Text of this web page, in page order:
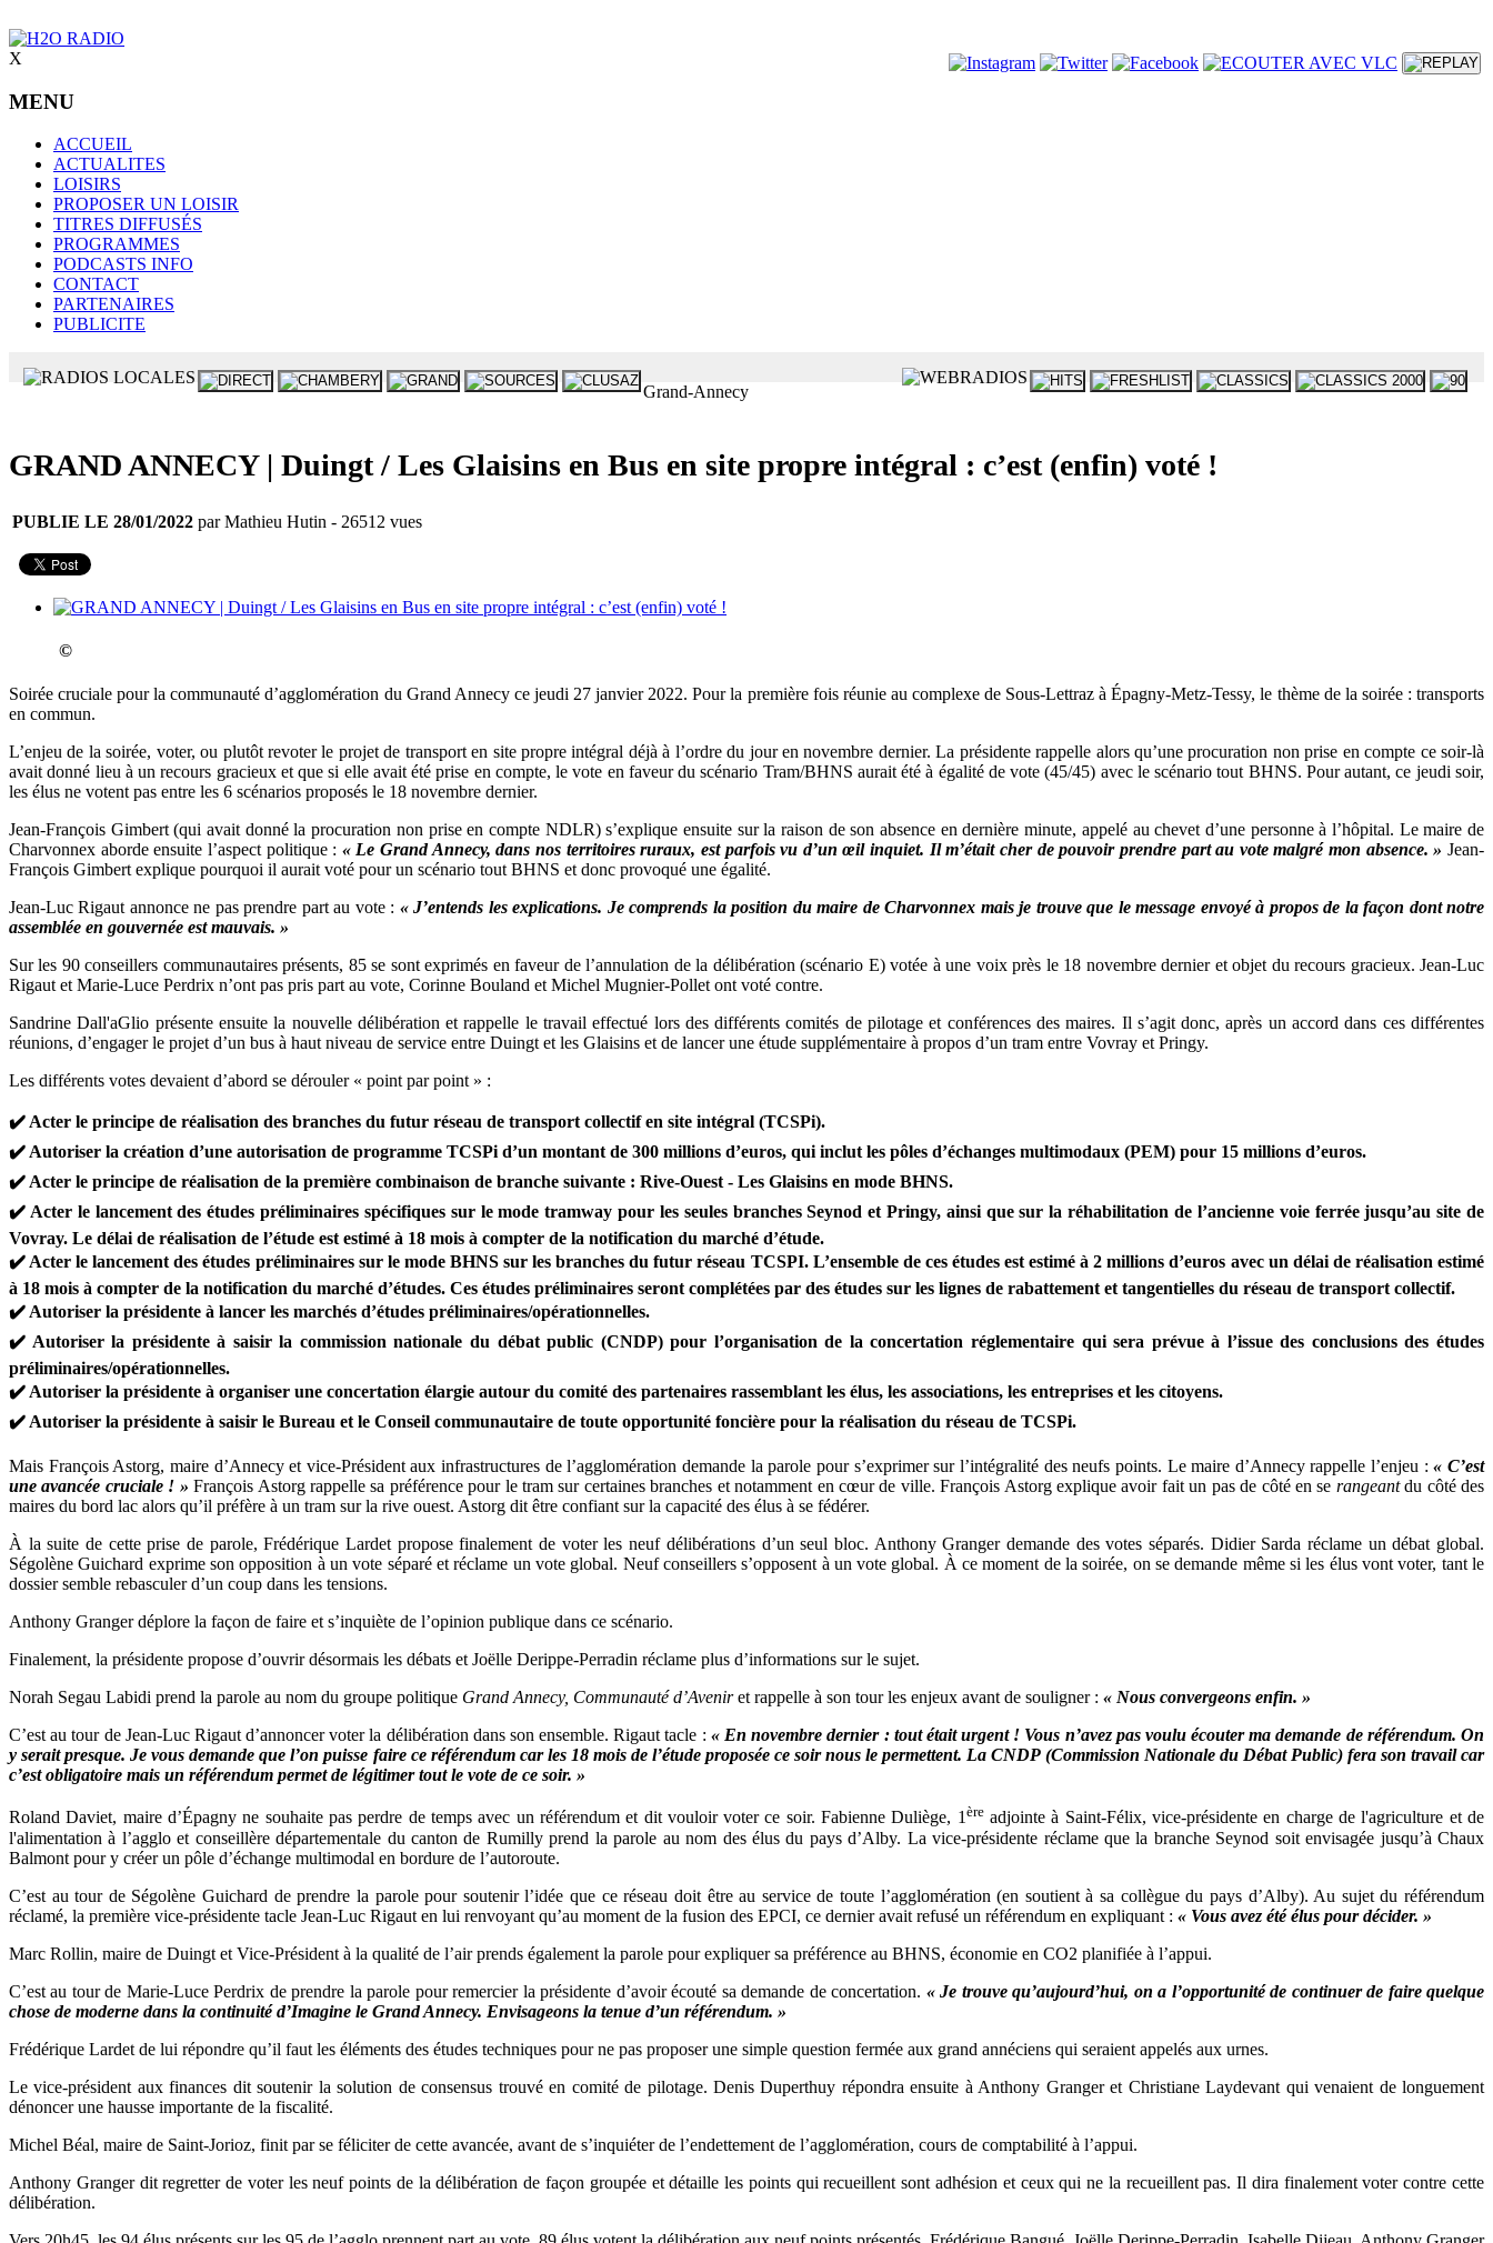
X
MENU
ACCUEIL
ACTUALITES
LOISIRS
PROPOSER UN LOISIR
TITRES DIFFUSÉS
PROGRAMMES
PODCASTS INFO
CONTACT
PARTENAIRES
PUBLICITE
Grand-Annecy
GRAND ANNECY | Duingt / Les Glaisins en Bus en site propre intégral : c’est (enfin) voté !
PUBLIE LE 28/01/2022 par Mathieu Hutin - 26512 vues
©
Soirée cruciale pour la communauté d’agglomération du Grand Annecy ce jeudi 27 janvier 2022. Pour la première fois réunie au complexe de Sous-Lettraz à Épagny-Metz-Tessy, le thème de la soirée : transports
en commun.
L’enjeu de la soirée, voter, ou plutôt revoter le projet de transport en site propre intégral déjà à l’ordre du jour en novembre dernier. La présidente rappelle alors qu’une procuration non prise en compte ce soir-là
avait donné lieu à un recours gracieux et que si elle avait été prise en compte, le vote en faveur du scénario Tram/BHNS aurait été à égalité de vote (45/45) avec le scénario tout BHNS. Pour autant, ce jeudi soir,
les élus ne votent pas entre les 6 scénarios proposés le 18 novembre dernier.
Jean-François Gimbert (qui avait donné la procuration non prise en compte NDLR) s’explique ensuite sur la raison de son absence en dernière minute, appelé au chevet d’une personne à l’hôpital. Le maire de
Charvonnex aborde ensuite l’aspect politique : « Le Grand Annecy, dans nos territoires ruraux, est parfois vu d’un œil inquiet. Il m’était cher de pouvoir prendre part au vote malgré mon absence. » Jean-
François Gimbert explique pourquoi il aurait voté pour un scénario tout BHNS et donc provoqué une égalité.
Jean-Luc Rigaut annonce ne pas prendre part au vote : « J’entends les explications. Je comprends la position du maire de Charvonnex mais je trouve que le message envoyé à propos de la façon dont notre
assemblée en gouvernée est mauvais. »
Sur les 90 conseillers communautaires présents, 85 se sont exprimés en faveur de l’annulation de la délibération (scénario E) votée à une voix près le 18 novembre dernier et objet du recours gracieux. Jean-Luc
Rigaut et Marie-Luce Perdrix n’ont pas pris part au vote, Corinne Bouland et Michel Mugnier-Pollet ont voté contre.
Sandrine Dall'aGlio présente ensuite la nouvelle délibération et rappelle le travail effectué lors des différents comités de pilotage et conférences des maires. Il s’agit donc, après un accord dans ces différentes
réunions, d’engager le projet d’un bus à haut niveau de service entre Duingt et les Glaisins et de lancer une étude supplémentaire à propos d’un tram entre Vovray et Pringy.
Les différents votes devaient d’abord se dérouler « point par point » :
✔️ Acter le principe de réalisation des branches du futur réseau de transport collectif en site intégral (TCSPi).
✔️ Autoriser la création d’une autorisation de programme TCSPi d’un montant de 300 millions d’euros, qui inclut les pôles d’échanges multimodaux (PEM) pour 15 millions d’euros.
✔️ Acter le principe de réalisation de la première combinaison de branche suivante : Rive-Ouest - Les Glaisins en mode BHNS.
✔️ Acter le lancement des études préliminaires spécifiques sur le mode tramway pour les seules branches Seynod et Pringy, ainsi que sur la réhabilitation de l’ancienne voie ferrée jusqu’au site de
Vovray. Le délai de réalisation de l’étude est estimé à 18 mois à compter de la notification du marché d’étude.
✔️ Acter le lancement des études préliminaires sur le mode BHNS sur les branches du futur réseau TCSPI. L’ensemble de ces études est estimé à 2 millions d’euros avec un délai de réalisation estimé
à 18 mois à compter de la notification du marché d’études. Ces études préliminaires seront complétées par des études sur les lignes de rabattement et tangentielles du réseau de transport collectif.
✔️ Autoriser la présidente à lancer les marchés d’études préliminaires/opérationnelles.
✔️ Autoriser la présidente à saisir la commission nationale du débat public (CNDP) pour l’organisation de la concertation réglementaire qui sera prévue à l’issue des conclusions des études
préliminaires/opérationnelles.
✔️ Autoriser la présidente à organiser une concertation élargie autour du comité des partenaires rassemblant les élus, les associations, les entreprises et les citoyens.
✔️ Autoriser la présidente à saisir le Bureau et le Conseil communautaire de toute opportunité foncière pour la réalisation du réseau de TCSPi.
Mais François Astorg, maire d’Annecy et vice-Président aux infrastructures de l’agglomération demande la parole pour s’exprimer sur l’intégralité des neufs points. Le maire d’Annecy rappelle l’enjeu :« C’est
une avancée cruciale ! » François Astorg rappelle sa préférence pour le tram sur certaines branches et notamment en cœur de ville. François Astorg explique avoir fait un pas de côté en se rangeantdu côté des
maires du bord lac alors qu’il préfère à un tram sur la rive ouest. Astorg dit être confiant sur la capacité des élus à se fédérer.
À la suite de cette prise de parole, Frédérique Lardet propose finalement de voter les neuf délibérations d’un seul bloc. Anthony Granger demande des votes séparés. Didier Sarda réclame un débat global.
Ségolène Guichard exprime son opposition à un vote séparé et réclame un vote global. Neuf conseillers s’opposent à un vote global. À ce moment de la soirée, on se demande même si les élus vont voter, tant le
dossier semble rebasculer d’un coup dans les tensions.
Anthony Granger déplore la façon de faire et s’inquiète de l’opinion publique dans ce scénario.
Finalement, la présidente propose d’ouvrir désormais les débats et Joëlle Derippe-Perradin réclame plus d’informations sur le sujet.
Norah Segau Labidi prend la parole au nom du groupe politique Grand Annecy, Communauté d’Aveniret rappelle à son tour les enjeux avant de souligner : « Nous convergeons enfin. »
C’est au tour de Jean-Luc Rigaut d’annoncer voter la délibération dans son ensemble. Rigaut tacle : « En novembre dernier : tout était urgent ! Vous n’avez pas voulu écouter ma demande de référendum. On
y serait presque. Je vous demande que l’on puisse faire ce référendum car les 18 mois de l’étude proposée ce soir nous le permettent. La CNDP (Commission Nationale du Débat Public) fera son travail car
c’est obligatoire mais un référendum permet de légitimer tout le vote de ce soir. »
Roland Daviet, maire d’Épagny ne souhaite pas perdre de temps avec un référendum et dit vouloir voter ce soir. Fabienne Duliège, 1èreadjointe à Saint-Félix, vice-présidente en charge de l'agriculture et de
l'alimentation à l’agglo et conseillère départementale du canton de Rumilly prend la parole au nom des élus du pays d’Alby. La vice-présidente réclame que la branche Seynod soit envisagée jusqu’à Chaux
Balmont pour y créer un pôle d’échange multimodal en bordure de l’autoroute.
C’est au tour de Ségolène Guichard de prendre la parole pour soutenir l’idée que ce réseau doit être au service de toute l’agglomération (en soutient à sa collègue du pays d’Alby). Au sujet du référendum
réclamé, la première vice-présidente tacle Jean-Luc Rigaut en lui renvoyant qu’au moment de la fusion des EPCI, ce dernier avait refusé un référendum en expliquant : « Vous avez été élus pour décider. »
Marc Rollin, maire de Duingt et Vice-Président à la qualité de l’air prends également la parole pour expliquer sa préférence au BHNS, économie en CO2 planifiée à l’appui.
C’est au tour de Marie-Luce Perdrix de prendre la parole pour remercier la présidente d’avoir écouté sa demande de concertation. « Je trouve qu’aujourd’hui, on a l’opportunité de continuer de faire quelque
chose de moderne dans la continuité d’Imagine le Grand Annecy. Envisageons la tenue d’un référendum. »
Frédérique Lardet de lui répondre qu’il faut les éléments des études techniques pour ne pas proposer une simple question fermée aux grand annéciens qui seraient appelés aux urnes.
Le vice-président aux finances dit soutenir la solution de consensus trouvé en comité de pilotage. Denis Duperthuy répondra ensuite à Anthony Granger et Christiane Laydevant qui venaient de longuement
dénoncer une hausse importante de la fiscalité.
Michel Béal, maire de Saint-Jorioz, finit par se féliciter de cette avancée, avant de s’inquiéter de l’endettement de l’agglomération, cours de comptabilité à l’appui.
Anthony Granger dit regretter de voter les neuf points de la délibération de façon groupée et détaille les points qui recueillent sont adhésion et ceux qui ne la recueillent pas. Il dira finalement voter contre cette
délibération.